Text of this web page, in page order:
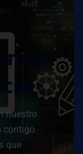
M
CI
nuestro
contigo
que